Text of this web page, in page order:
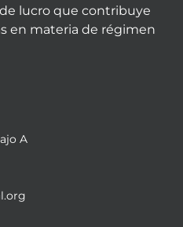
lucro que contribuye
en materia de régimen
A